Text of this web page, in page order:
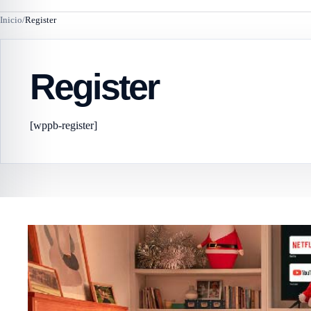
Inicio/Register
Register
[wppb-register]